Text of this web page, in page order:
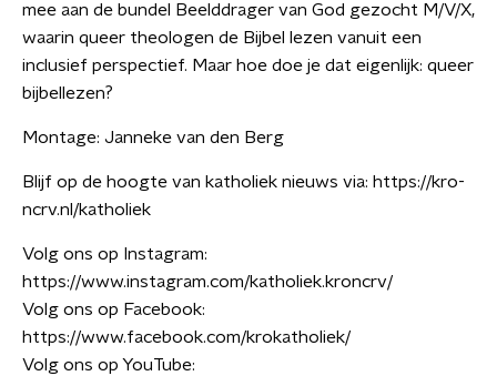
mee aan de bundel Beelddrager van God gezocht M/V/X,
waarin queer theologen de Bijbel lezen vanuit een
inclusief perspectief. Maar hoe doe je dat eigenlijk: queer
bijbellezen?
Montage: Janneke van den Berg
Blijf op de hoogte van katholiek nieuws via: https://kro-
ncrv.nl/katholiek
Volg ons op Instagram:
https://www.instagram.com/katholiek.kroncrv/
Volg ons op Facebook:
https://www.facebook.com/krokatholiek/
Volg ons op YouTube: